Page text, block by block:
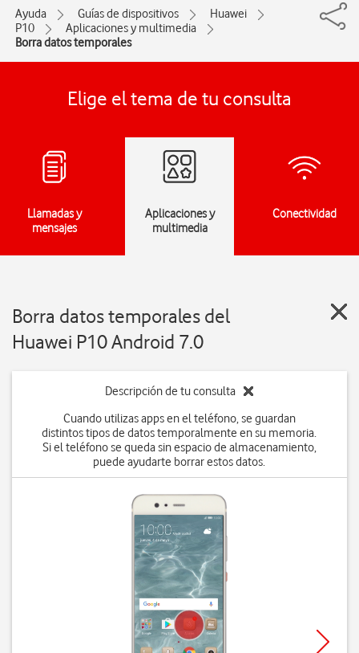
Ayuda Guías de dispositivos
Huawei
P10
Aplicaciones y multimedia
Borra datos temporales
Elige el tema de tu consulta
Llamadas y
mensajes
Aplicaciones y
multimedia
Conectividad
Borra datos temporales del
Huawei P10 Android 7.0
Descripción de tu consulta
Cuando utilizas apps en el teléfono, se guardan
distintos tipos de datos temporalmente en su memoria.
Si el teléfono se queda sin espacio de almacenamiento,
puede ayudarte borrar estos datos.